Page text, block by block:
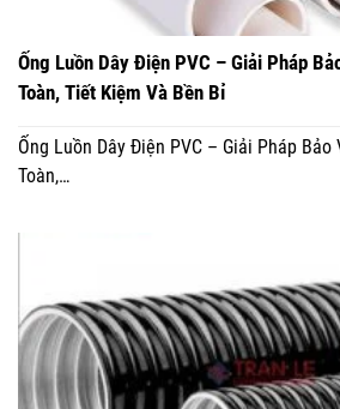
Ống Luồn Dây Điện PVC – Giải Pháp
Toàn, Tiết Kiệm Và Bền Bỉ
Ống Luồn Dây Điện PVC – Giải Pháp
Toàn,…